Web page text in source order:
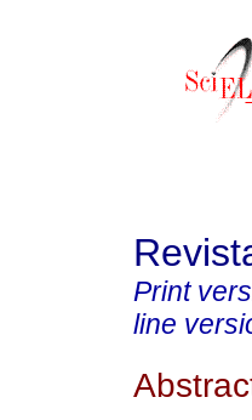
Print
line